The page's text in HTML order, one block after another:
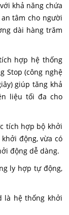
khả năng chứa
tâm cho người
dài hàng trăm
hợp hệ thống
Stop (công nghệ
giúp tăng khả
liệu tối đa cho
tích hợp bộ khởi
động, vừa có
động dễ dàng.
ly hợp tự động,
là hệ thống khởi